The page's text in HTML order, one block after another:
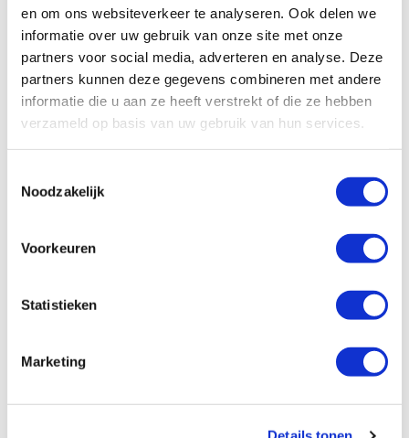
en om ons websiteverkeer te analyseren. Ook delen we
informatie over uw gebruik van onze site met onze
partners voor social media, adverteren en analyse. Deze
partners kunnen deze gegevens combineren met andere
informatie die u aan ze heeft verstrekt of die ze hebben
verzameld op basis van uw gebruik van hun services.
Noodzakelijk
Voorkeuren
Statistieken
Marketing